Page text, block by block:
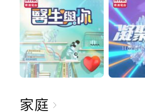
家庭